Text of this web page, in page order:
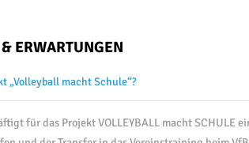
ERWARTUNGEN
„Volleyball macht Schule“?
für das Projekt VOLLEYBALL macht